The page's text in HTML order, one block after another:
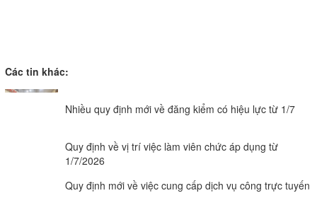
Các tin khác:
Nhiều quy định mới về đăng kiểm có hiệu lực từ 1/7
Quy định về vị trí việc làm viên chức áp dụng từ
1/7/2026
Quy định mới về việc cung cấp dịch vụ công trực tuyến